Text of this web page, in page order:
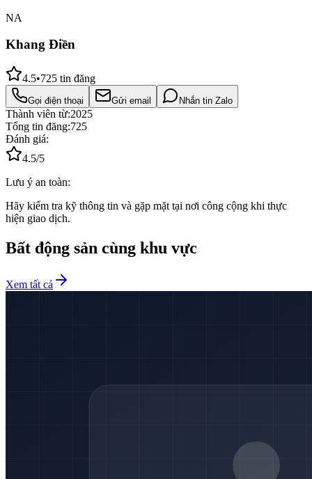
NA
Khang Điền
4.5•725 tin đăng
Gọi điện thoại Gửi email Nhắn tin Zalo
Thành viên từ:2025
Tổng tin đăng:725
Đánh giá:
4.5/5
Lưu ý an toàn:
Hãy kiểm tra kỹ thông tin và gặp mặt tại nơi công cộng khi thực
hiện giao dịch.
Bất động sản cùng khu vực
Xem tất cả